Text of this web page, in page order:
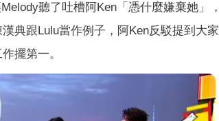
聽了吐槽阿Ken「憑什麼嫌棄她」
典跟Lulu當作例子，阿Ken反駁提到大
擺第一。